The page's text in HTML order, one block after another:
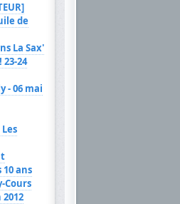
de
La Sax'
23-24
- 06 mai
10 ans
Cours
2012